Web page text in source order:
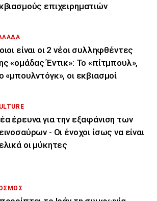
επιχειρηματιών
είναι οι 2 νέοι συλληφθέντες
«ομάδας Έντικ»: Το «πίτμπουλ»,
«μπουλντόγκ», οι εκβιασμοί
έρευνα για την εξαφάνιση των
- Οι ένοχοι ίσως να είναι
οι μύκητες